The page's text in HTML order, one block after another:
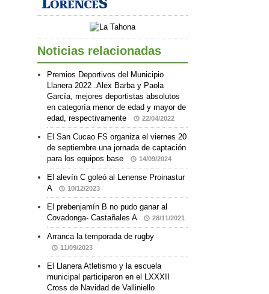
Noticias relacionadas
Premios Deportivos del Municipio
Llanera 2022 .Alex Barba y Paola
García, mejores deportistas absolutos
en categoría menor de edad y mayor de
edad, respectivamente
22/04/2022
El San Cucao FS organiza el viernes 20
de septiembre una jornada de captación
para los equipos base
14/09/2024
El alevín C goleó al Lenense Proinastur
A
10/12/2023
El prebenjamín B no pudo ganar al
Covadonga- Castañales A
28/11/2021
Arranca la temporada de rugby
11/09/2023
El Llanera Atletismo y la escuela
municipal participaron en el LXXXII
Cross de Navidad de Valliniello